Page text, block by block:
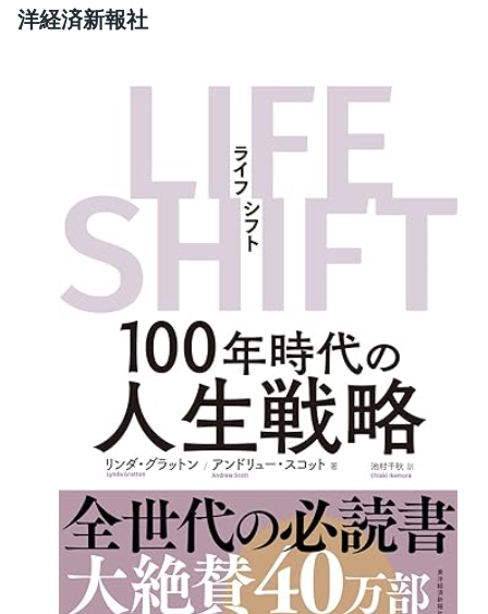
洋経済新報社